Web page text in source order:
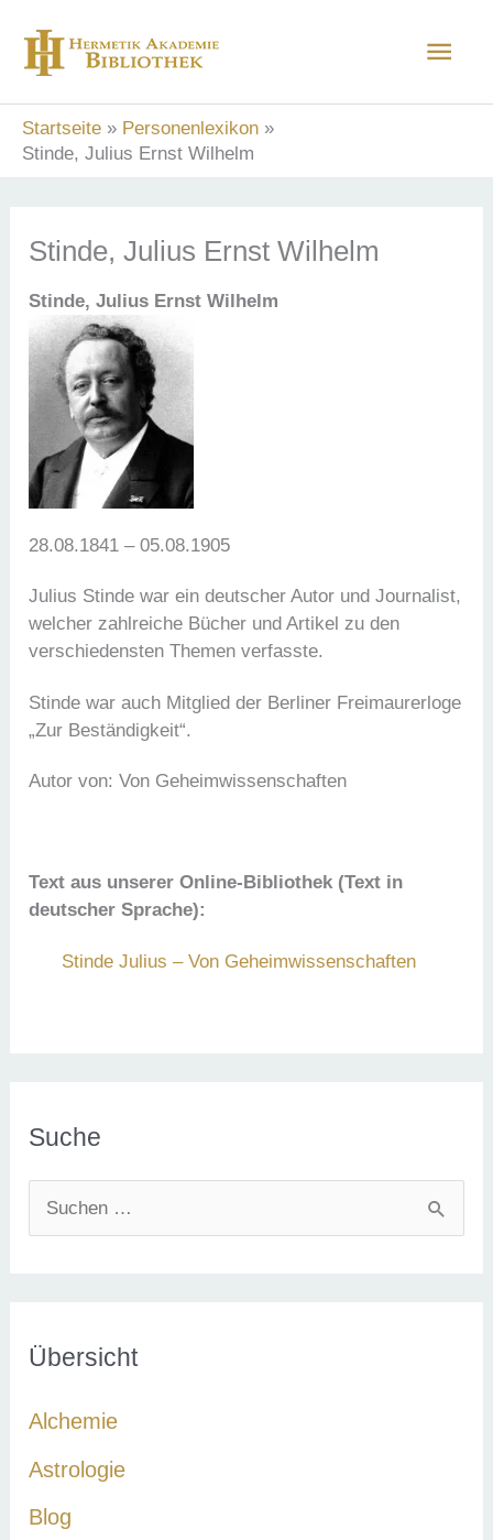
Inhalt
springen
Startseite
Personenlexikon
Stinde, Julius Ernst Wilhelm
Stinde, Julius Ernst Wilhelm
Stinde, Julius Ernst Wilhelm
28.08.1841 – 05.08.1905
Julius Stinde war ein deutscher Autor und Journalist,
welcher zahlreiche Bücher und Artikel zu den
verschiedensten Themen verfasste.
Stinde war auch Mitglied der Berliner Freimaurerloge
„Zur Beständigkeit“.
Autor von: Von Geheimwissenschaften
Text aus unserer Online-Bibliothek (Text in
deutscher Sprache):
Stinde Julius – Von Geheimwissenschaften
Suche
u
e
n
a
Übersicht
Alchemie
Astrologie
Blog